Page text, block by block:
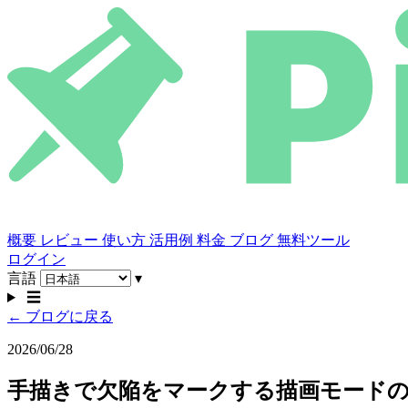
概要 レビュー 使い方 活用例 料金 ブログ 無料ツール
ログイン
言語
▾
☰
← ブログに戻る
2026/06/28
手描きで欠陥をマークする描画モード